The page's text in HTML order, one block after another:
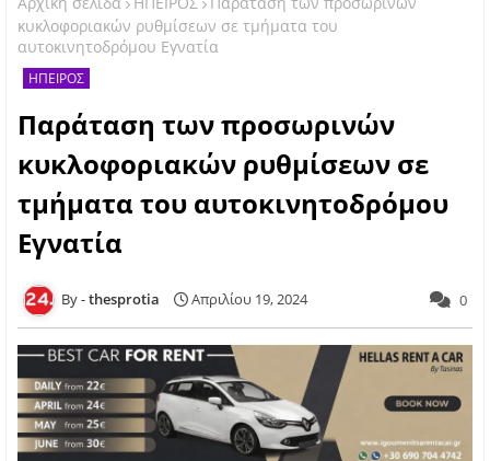
κυκλοφοριακών ρυθμίσεων σε τμήματα του
αυτοκινητοδρόμου Εγνατία
ΗΠΕΙΡΟΣ
Παράταση των προσωρινών
κυκλοφοριακών ρυθμίσεων σε
τμήματα του αυτοκινητοδρόμου
Εγνατία
thesprotia Απριλίου 19, 2024 0